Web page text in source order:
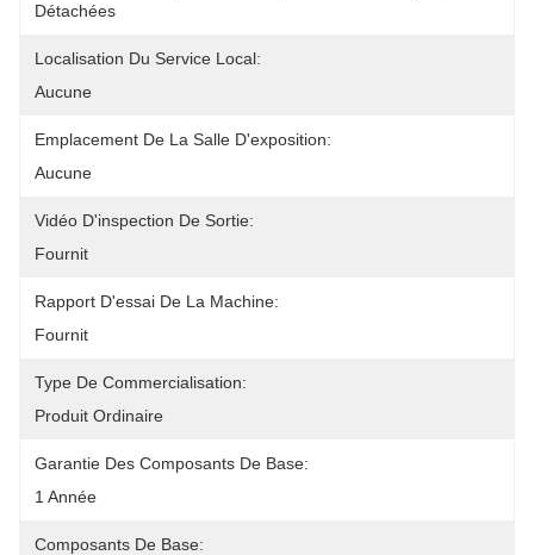
Détachées
Localisation Du Service Local:
Aucune
Emplacement De La Salle D'exposition:
Aucune
Vidéo D'inspection De Sortie:
Fournit
Rapport D'essai De La Machine:
Fournit
Type De Commercialisation:
Produit Ordinaire
Garantie Des Composants De Base:
1 Année
Composants De Base: